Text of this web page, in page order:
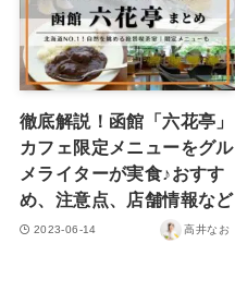
徹底解説！函館「六花亭」
カフェ限定メニューをグル
メライターが実食♪おすす
め、注意点、店舗情報など
2023-06-14 高井なお